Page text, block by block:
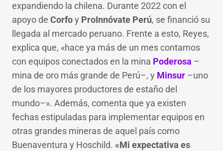
expandiendo la chilena. Durante 2022 con el
apoyo de Corfoy ProInnóvate Perú, se financió su
llegada al mercado peruano. Frente a esto, Reyes,
explica que, «hace ya más de un mes contamos
con equipos conectados en la mina Poderosa –
mina de oro más grande de Perú–, y Minsur –uno
de los mayores productores de estaño del
mundo–». Además, comenta que ya existen
fechas estipuladas para implementar equipos en
otras grandes mineras de aquel país como
Buenaventura y Hoschild. «Mi expectativa es